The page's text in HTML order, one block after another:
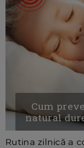
Cum
natural
Rutina zilnică a